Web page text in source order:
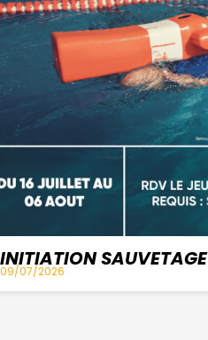
INITIATION SAUVETAGE
09/07/2026